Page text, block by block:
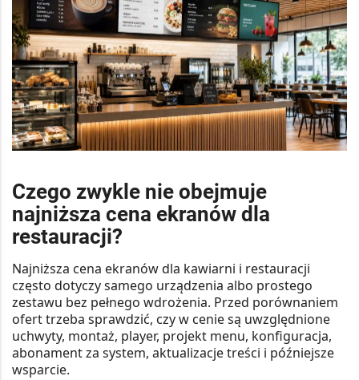
Czego zwykle nie obejmuje
najniższa cena ekranów dla
restauracji?
Najniższa cena ekranów dla kawiarni i restauracji
często dotyczy samego urządzenia albo prostego
zestawu bez pełnego wdrożenia. Przed porównaniem
ofert trzeba sprawdzić, czy w cenie są uwzględnione
uchwyty, montaż, player, projekt menu, konfiguracja,
abonament za system, aktualizacje treści i późniejsze
wsparcie.